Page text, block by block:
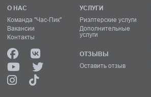
О НАС
Команда "Час-Пик"
Вакансии
Контакты
УСЛУГИ
Риэлтерские услуги
Дополнительные
услуги
ОТЗЫВЫ
Оставить отзыв